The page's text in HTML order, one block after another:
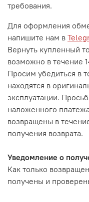
требования.
Для оформления
напишите нам в
Вернуть купленный
возможно в течение
Просим убедиться в
находятся в
эксплуатации.
наложенного
возвращены в
получения возврата.
Уведомление о
Как только
получены и